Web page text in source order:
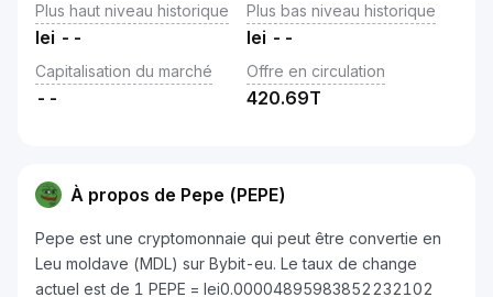
Plus haut niveau historique
lei --
Plus bas niveau historique
lei --
Capitalisation du marché
--
Offre en circulation
420.69T
À propos de Pepe (PEPE)
Pepe est une cryptomonnaie qui peut être convertie en
Leu moldave (MDL) sur Bybit-eu. Le taux de change
actuel est de 1 PEPE = lei0.00004895983852232102